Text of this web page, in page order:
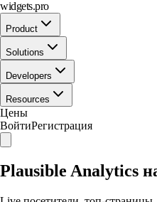
widgets.pro
Product
Solutions
Developers
Resources
Цены
ВойтиРегистрация
Plausible Analytics